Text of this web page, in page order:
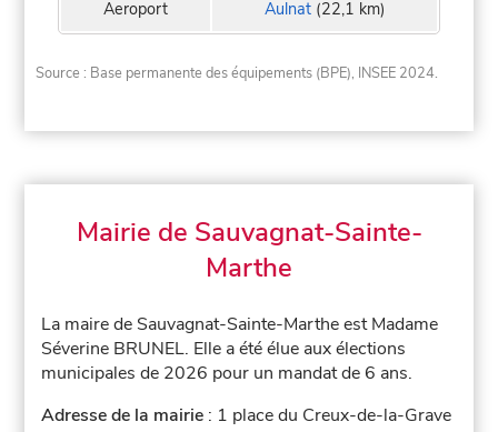
Aeroport Aulnat(22,1 km)
Source : Base permanente des équipements (BPE), INSEE 2024.
Mairie de Sauvagnat-Sainte-
Marthe
La maire de Sauvagnat-Sainte-Marthe est Madame
Séverine BRUNEL. Elle a été élue aux élections
municipales de 2026 pour un mandat de 6 ans.
Adresse de la mairie : 1 place du Creux-de-la-Grave